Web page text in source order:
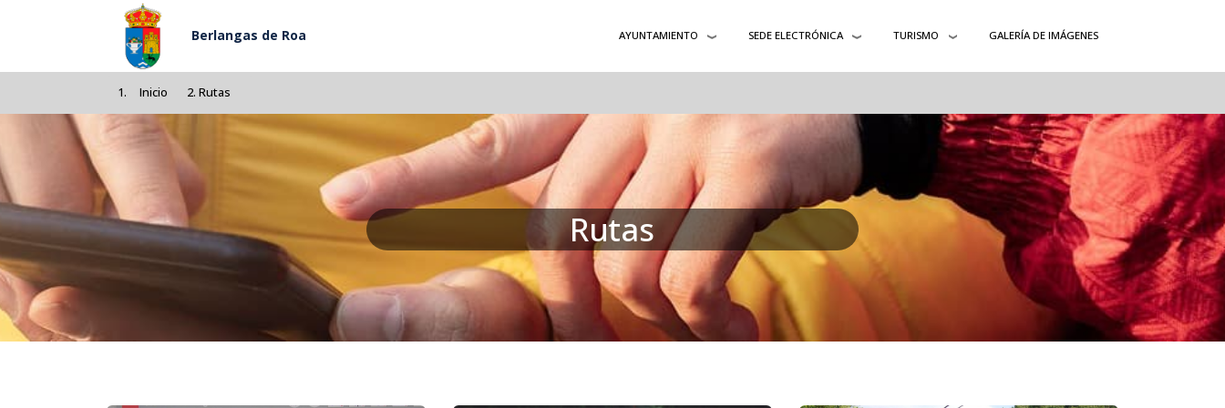
Pasar al contenido principal
Berlangas de Roa AYUNTAMIENTO SEDE ELECTRÓNICA TURISMO GALERÍA DE IMÁGENES
Inicio Rutas
Rutas